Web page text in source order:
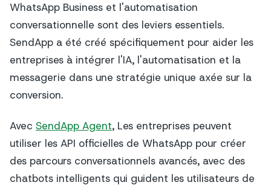
WhatsApp Business et l'automatisation
conversationnelle sont des leviers essentiels.
SendApp a été créé spécifiquement pour aider les
entreprises à intégrer l'IA, l'automatisation et la
messagerie dans une stratégie unique axée sur la
conversion.
Avec SendApp Agent, Les entreprises peuvent
utiliser les API officielles de WhatsApp pour créer
des parcours conversationnels avancés, avec des
chatbots intelligents qui guident les utilisateurs de